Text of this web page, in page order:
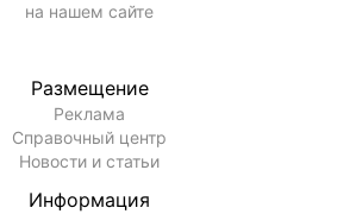
на нашем сайте
Размещение
Реклама
Справочный центр
Новости и статьи
Информация